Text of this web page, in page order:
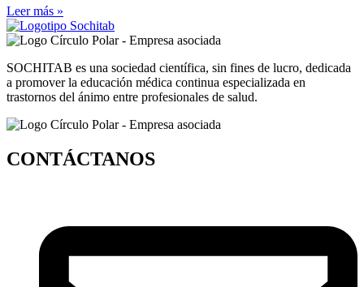
Leer más »
SOCHITAB es una sociedad científica, sin fines de lucro, dedicada
a promover la educación médica continua especializada en
trastornos del ánimo entre profesionales de salud.
CONTÁCTANOS